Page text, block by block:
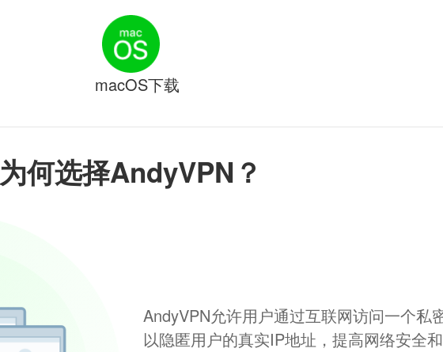
为何选择AndyVPN？
AndyVPN允许用户通过互联网访问一个私
以隐匿用户的真实IP地址，提高网络安全和
macOS下载